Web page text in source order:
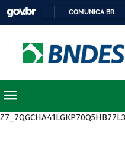
COMUNICA BR